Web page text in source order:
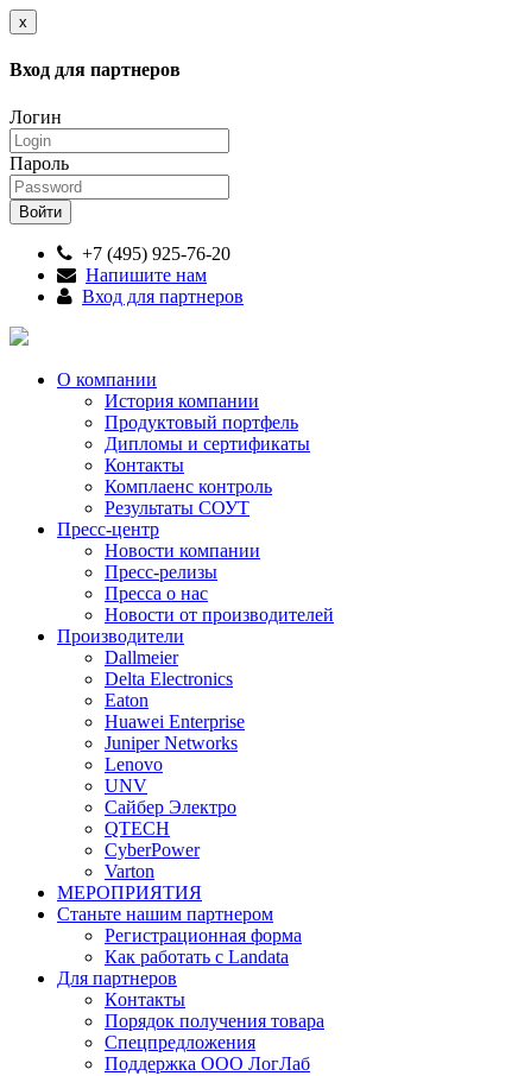
x
Вход для партнеров
Логин
Пароль
+7 (495) 925-76-20
Напишите нам
Вход для партнеров
О компании
История компании
Продуктовый портфель
Дипломы и сертификаты
Контакты
Комплаенс контроль
Результаты СОУТ
Пресс-центр
Новости компании
Пресс-релизы
Пресса о нас
Новости от производителей
Производители
Dallmeier
Delta Electronics
Eaton
Huawei Enterprise
Juniper Networks
Lenovo
UNV
Сайбер Электро
QTECH
CyberPower
Varton
МЕРОПРИЯТИЯ
Станьте нашим партнером
Регистрационная форма
Как работать с Landata
Для партнеров
Кoнтaкты
Порядок получения товара
Спецпредложения
Поддержка ООО ЛогЛаб